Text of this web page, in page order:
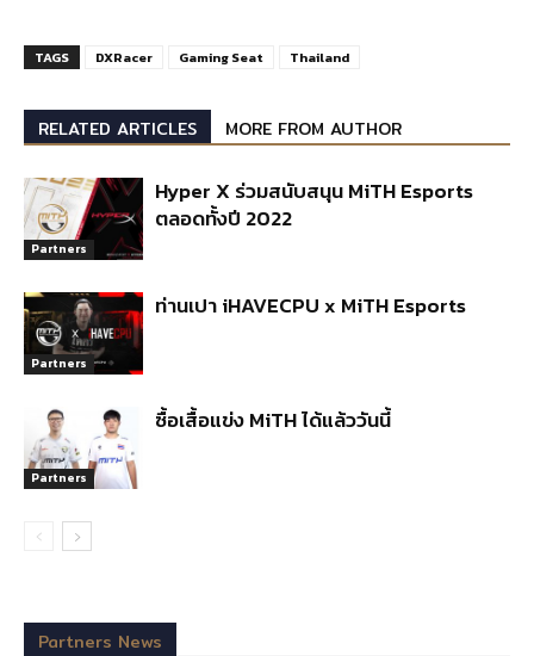
TAGS DXRacer Gaming Seat Thailand
RELATED ARTICLES MORE FROM AUTHOR
Partners
Hyper X ร่วมสนับสนุน MiTH Esports
ตลอดทั้งปี 2022
Partners
ท่านเปา iHAVECPU x MiTH Esports
Partners
ซื้อเสื้อแข่ง MiTH ได้แล้ววันนี้
Partners News